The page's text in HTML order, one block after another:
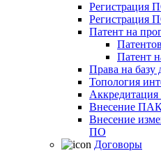
Регистрация
Регистрация
Патент на
Патент
Права на базу
Топология
Внесение
Внесение
ПО
Договоры